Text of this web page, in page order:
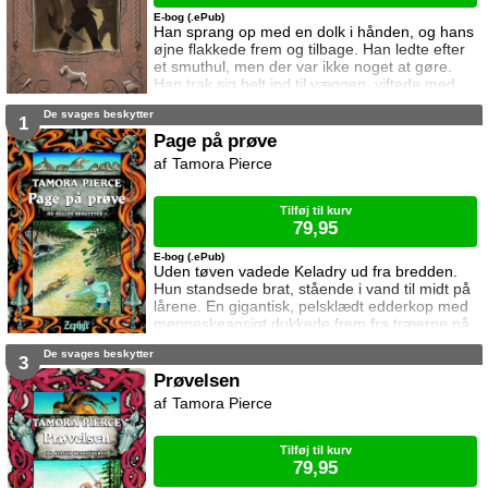
Han sprang op med en dolk i hånden, og hans
øjne flakkede frem og tilbage. Han ledte efter
et smuthul, men der var ikke noget at gøre.
Han trak sig helt ind til væggen, viftede med
dolken og grinede snerrende ... Beka er rekrut
og Tornfelt må hun hele tiden slås med tyve og
røvere. Og hvem er den mystiske morder der
kalder sig Skarpretteren?
E-bog (.ePub)
1 De svages beskytter
Page på prøve
Uden tøven vadede Keladry ud fra bredden.
Hun standsede brat, stående i vand til midt på
lårene. En gigantisk, pelsklædt edderkop med
menneskeansigt dukkede frem fra træerne på
den modsatte bred. Den stirrede på hende og
Keladry borede hænderne ned i flodbunden
efter kasteskyts. Hun fandt to sten og
slyngede den første af al sin kraft ... "Piger er
E-bog (.ePub)
Tamora Pierce
Tilføj til kurv
79,95
3 De svages beskytter
Prøvelsen
Tamora Pierce
Tilføj til kurv
79,95